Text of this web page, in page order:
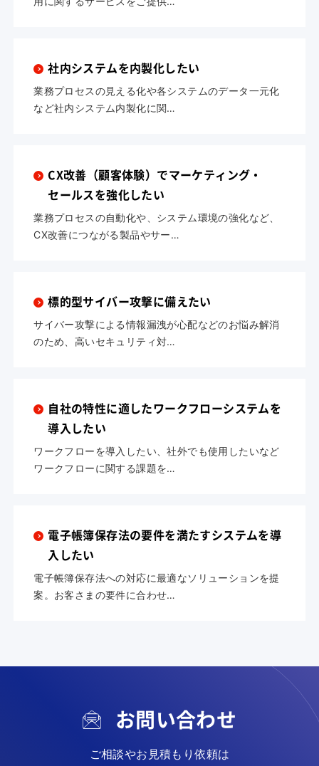
社内システムを内製化したい
業務プロセスの見える化や各システムのデータ一元化
など社内システム内製化に関…
CX改善（顧客体験）でマーケティング・
セールスを強化したい
業務プロセスの自動化や、システム環境の強化など、
CX改善につながる製品やサー…
標的型サイバー攻撃に備えたい
サイバー攻撃による情報漏洩が心配などのお悩み解消
のため、高いセキュリティ対…
自社の特性に適したワークフローシステムを
導入したい
ワークフローを導入したい、社外でも使用したいなど
ワークフローに関する課題を…
電子帳簿保存法の要件を満たすシステムを導
入したい
電子帳簿保存法への対応に最適なソリューションを提
案。お客さまの要件に合わせ…
お問い合わせ
ご相談やお見積もり依頼は